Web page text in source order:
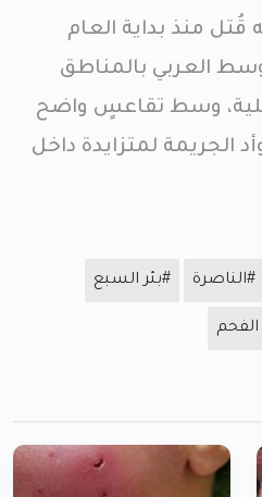
منذ بداية العام
الوسط العربي بالمناطق
وسط تقاعسٍ واضح
الجريمة لمتزايدة داخل
#الناصرة #بئر السبع
الفحم